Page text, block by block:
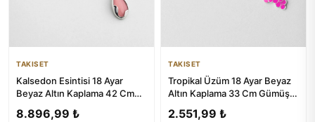
TAKISET
Kalsedon Esintisi 18 Ayar
Beyaz Altın Kaplama 42 Cm
8.896,99 ₺
TAKISET
Tropikal Üzüm 18 Ayar Beyaz
Altın Kaplama 33 Cm Gümüş
2.551,99 ₺